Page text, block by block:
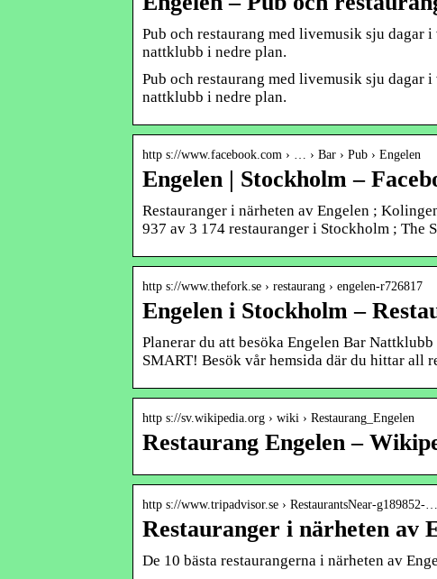
Pub och restaurang med livemusik sju dagar
nattklubb i nedre plan.
Pub och restaurang med livemusik sju dagar
nattklubb i nedre plan.
http s://www.facebook.com › … › Bar › Pub › Engelen
Engelen | Stockholm –
Restauranger i närheten av Engelen ;
937 av 3 174 restauranger i Stockholm ; The
http s://www.thefork.se › restaurang › engelen-r726817
Engelen i Stockholm –
Planerar du att besöka Engelen Bar
SMART! Besök vår hemsida där du hittar all
http s://sv.wikipedia.org › wiki › Restaurang_Engelen
Restaurang Engelen –
http s://www.tripadvisor.se › RestaurantsNear-g189852-…
Restauranger i närheten av
De 10 bästa restaurangerna i närheten av